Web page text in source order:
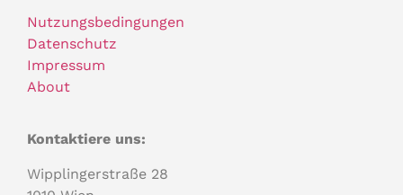
Nutzungsbedingungen
Datenschutz
Impressum
About
Kontaktiere uns:
Wipplingerstraße 28